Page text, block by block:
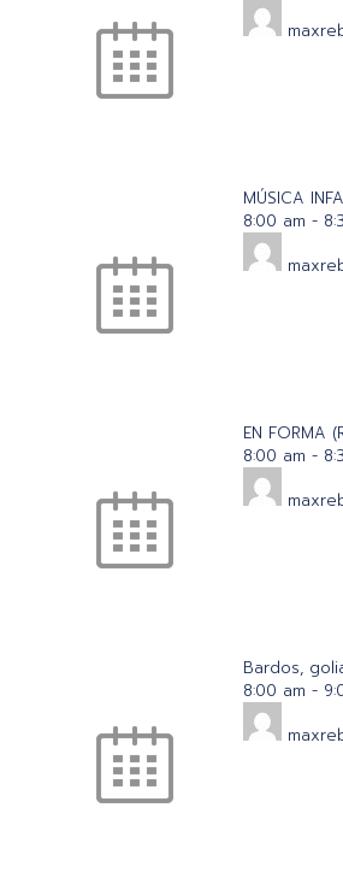
MÚSICA
8:00 am -
EN FORMA
8:00 am -
Bardos,
8:00 am -